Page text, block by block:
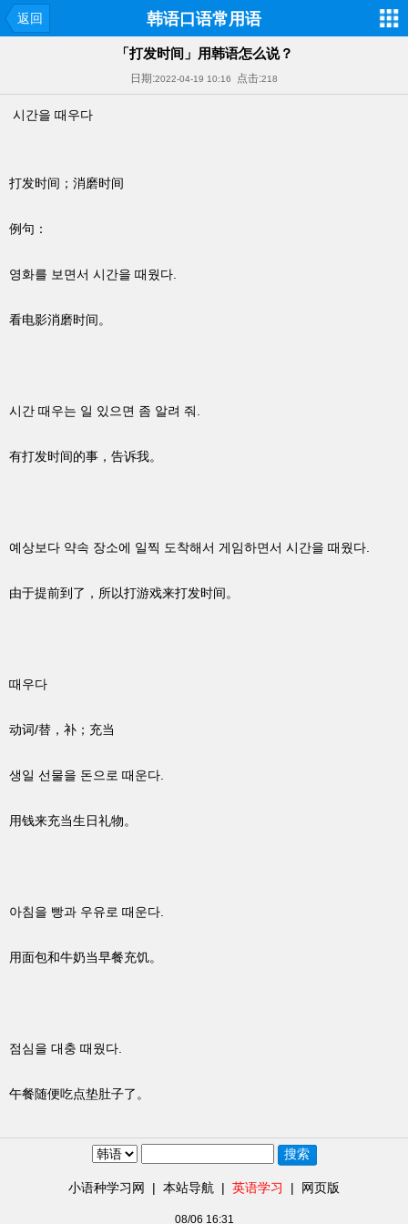
返回 韩语口语常用语
「打发时间」用韩语怎么说？
日期:2022-04-19 10:16 点击:218
시간을 때우다
打发时间；消磨时间
例句：
영화를 보면서 시간을 때웠다.
看电影消磨时间。
시간 때우는 일 있으면 좀 알려 줘.
有打发时间的事，告诉我。
예상보다 약속 장소에 일찍 도착해서 게임하면서 시간을 때웠다.
由于提前到了，所以打游戏来打发时间。
때우다
动词/替，补；充当
생일 선물을 돈으로 때운다.
用钱来充当生日礼物。
아침을 빵과 우유로 때운다.
用面包和牛奶当早餐充饥。
점심을 대충 때웠다.
午餐随便吃点垫肚子了。
小语种学习网 | 本站导航 | 英语学习 | 网页版
08/06 16:31